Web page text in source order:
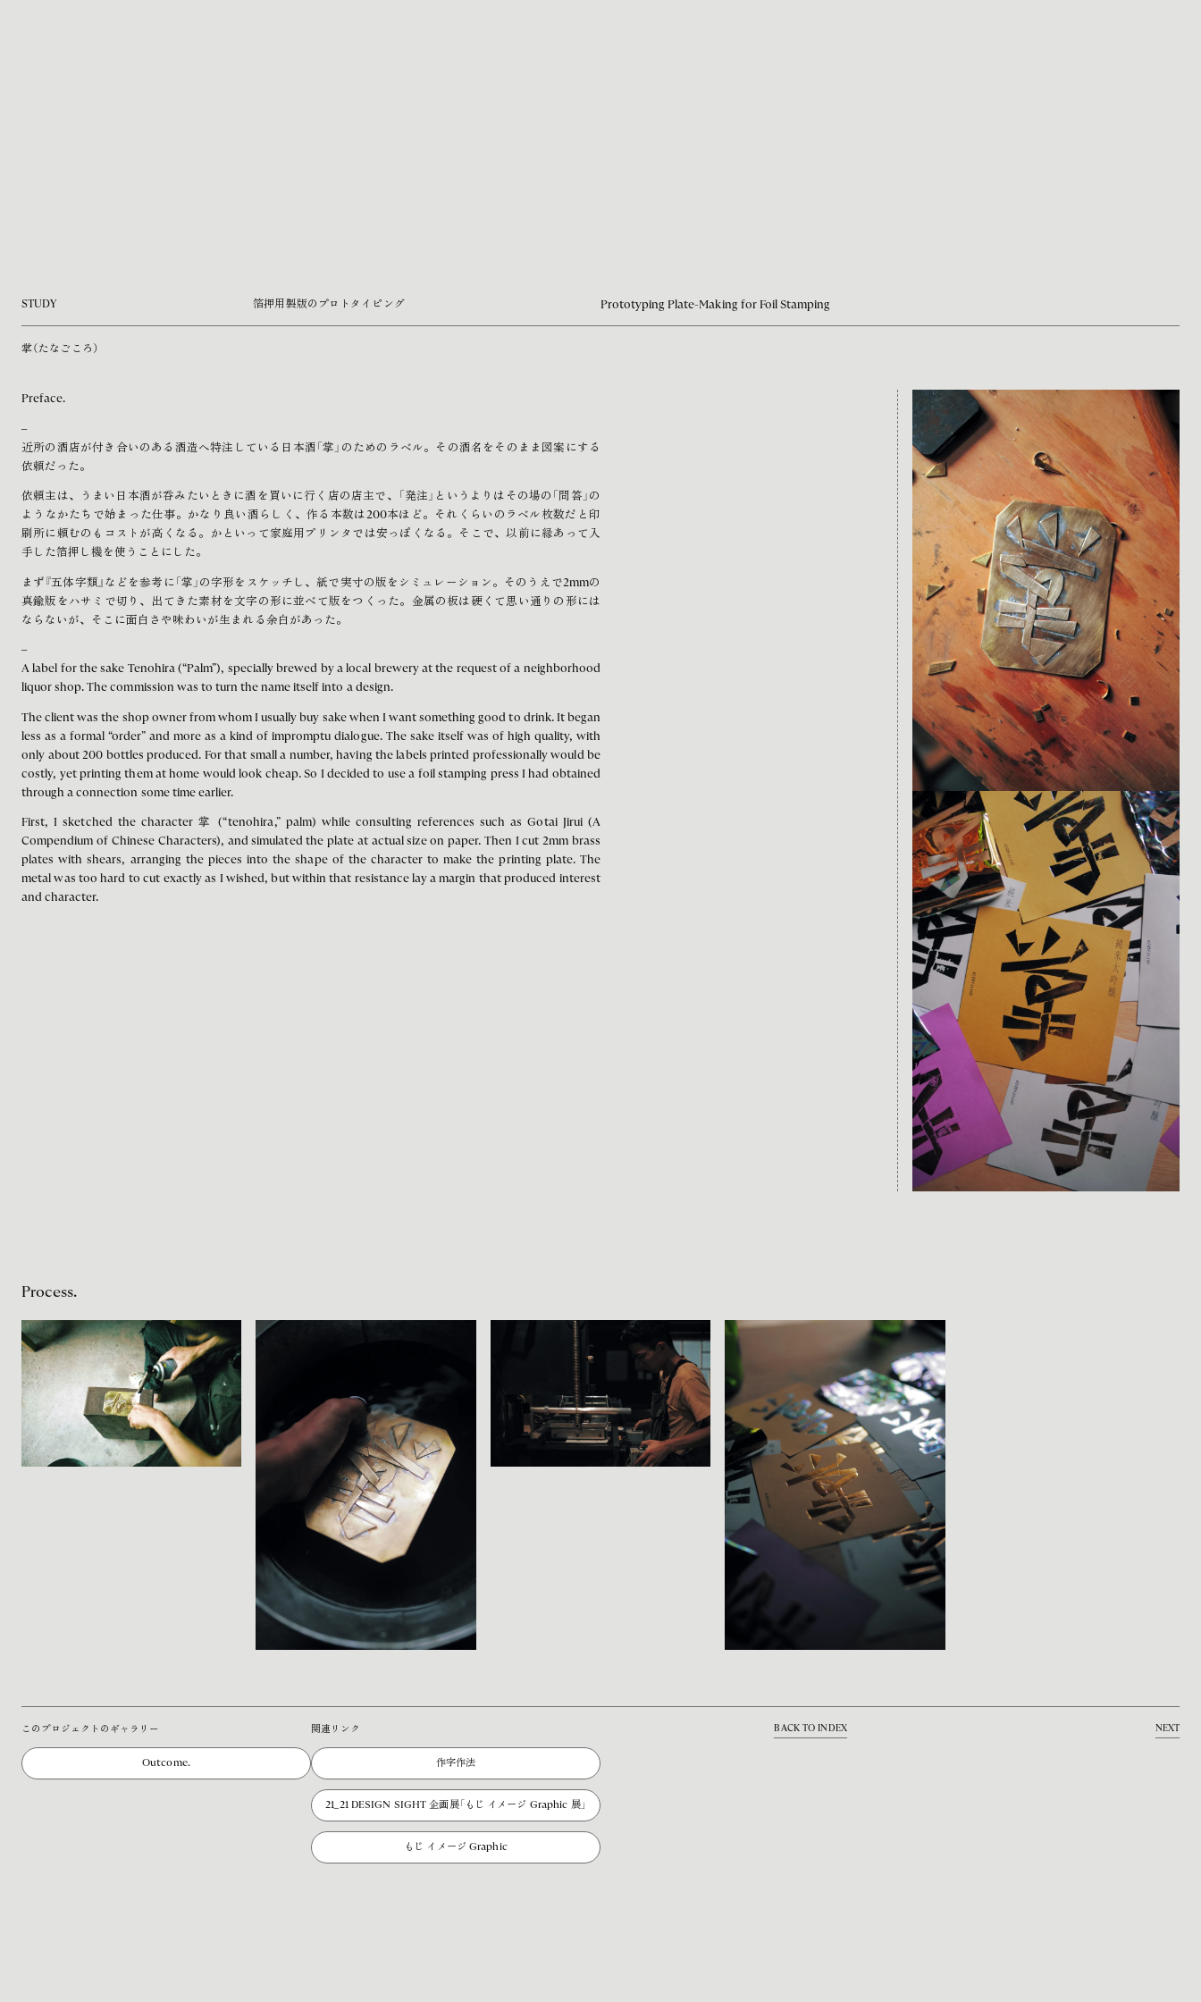
STUDY 箔押用製版のプロトタイピング Prototyping Plate-Making for Foil Stamping
掌（たなごころ）
Preface.
–
近所の酒店が付き合いのある酒造へ特注している日本酒「掌」のためのラベル。その酒名をそのまま図案にする
依頼だった。
依頼主は、うまい日本酒が呑みたいときに酒を買いに行く店の店主で、「発注」というよりはその場の「問答」の
ようなかたちで始まった仕事。かなり良い酒らしく、作る本数は200本ほど。それくらいのラベル枚数だと印
刷所に頼むのもコストが高くなる。かといって家庭用プリンタでは安っぽくなる。そこで、以前に縁あって入
手した箔押し機を使うことにした。
まず『五体字類』などを参考に「掌」の字形をスケッチし、紙で実寸の版をシミュレーション。そのうえで2mmの
真鍮版をハサミで切り、出てきた素材を文字の形に並べて版をつくった。金属の板は硬くて思い通りの形には
ならないが、そこに面白さや味わいが生まれる余白があった。
–
A label for the sake Tenohira (“Palm”), specially brewed by a local brewery at the request of a neighborhood
liquor shop. The commission was to turn the name itself into a design.
The client was the shop owner from whom I usually buy sake when I want something good to drink. It began
less as a formal “order” and more as a kind of impromptu dialogue. The sake itself was of high quality, with
only about 200 bottles produced. For that small a number, having the labels printed professionally would be
costly, yet printing them at home would look cheap. So I decided to use a foil stamping press I had obtained
through a connection some time earlier.
First, I sketched the character 掌 (“tenohira,” palm) while consulting references such as Gotai Jirui (A
Compendium of Chinese Characters), and simulated the plate at actual size on paper. Then I cut 2mm brass
plates with shears, arranging the pieces into the shape of the character to make the printing plate. The
metal was too hard to cut exactly as I wished, but within that resistance lay a margin that produced interest
and character.
Process.
このプロジェクトのギャラリー
Outcome.
関連リンク
作字作法
21_21 DESIGN SIGHT 企画展「もじ イメージ Graphic 展」
もじ イメージ Graphic
BACK TO INDEX NEXT